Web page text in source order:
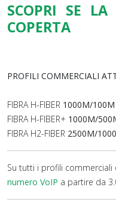
SCOPRI SE
COPERTA
PROFILI COMMERCIALI
FIBRA H-FIBER 1000M/100M
FIBRA H-FIBER+ 1000M/
FIBRA H2-FIBER 2500M/
Su tutti i profili commerciali
numero VoIP a partire da